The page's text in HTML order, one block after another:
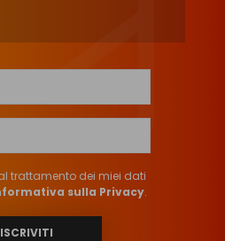
trattamento dei miei dati
sulla Privacy.
ISCRIVITI